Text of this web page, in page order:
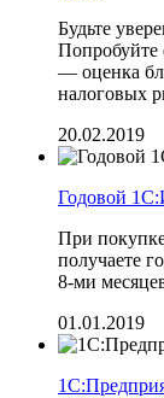
Будьте
Попробуйте
— оценка
налоговых
20.02.2019
Годовой
При
получаете
8-ми
01.01.2019